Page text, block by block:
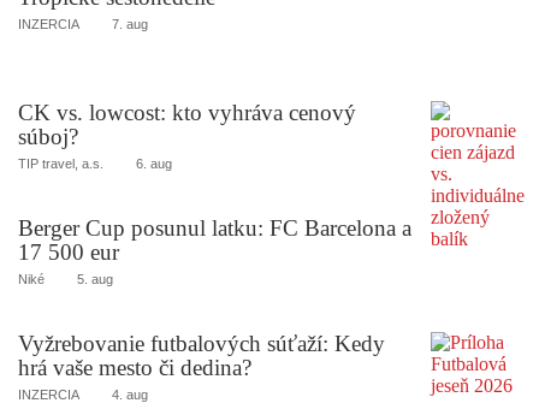
INZERCIA 7. aug
CK vs. lowcost: kto vyhráva cenový
súboj?
TIP travel, a.s. 6. aug
Berger Cup posunul latku: FC Barcelona a
17 500 eur
Niké 5. aug
Vyžrebovanie futbalových súťaží: Kedy
hrá vaše mesto či dedina?
INZERCIA 4. aug